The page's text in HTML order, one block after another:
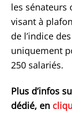
les sénateurs
visant à
de l’indice
uniquement
250 salariés.
Plus d’infos
dédié, en